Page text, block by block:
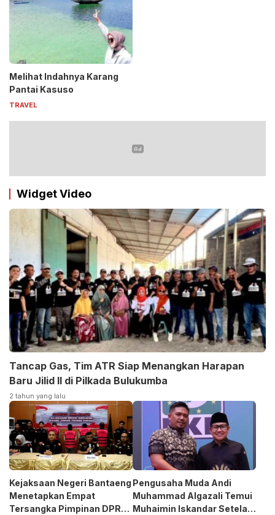
Melihat Indahnya Karang
Pantai Kasuso
TRAVEL
Widget Video
Tancap Gas, Tim ATR Siap Menangkan Harapan
Baru Jilid II di Pilkada Bulukumba
2 tahun yang lalu
Kejaksaan Negeri Bantaeng
Menetapkan Empat
Tersangka Pimpinan DPRD
Pengusaha Muda Andi
Muhammad Algazali Temui
Muhaimin Iskandar Setela